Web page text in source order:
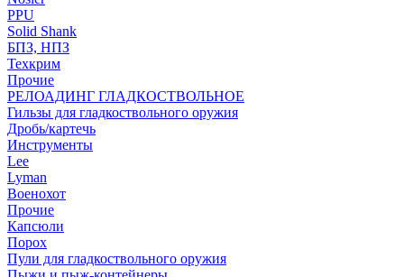
PPU
Solid Shank
БПЗ, НПЗ
Техкрим
Прочие
РЕЛОАДИНГ ГЛАДКОСТВОЛЬНОЕ
Гильзы для гладкоствольного оружия
Дробь/картечь
Инструменты
Lee
Lyman
Военохот
Прочие
Капсюли
Порох
Пули для гладкоствольного оружия